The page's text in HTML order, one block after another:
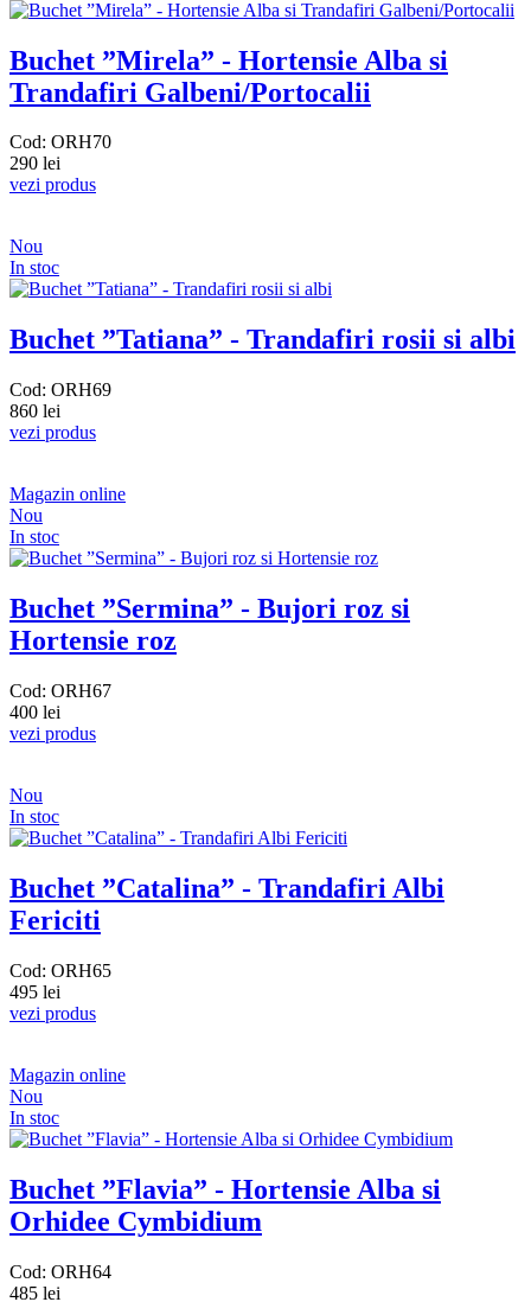
Buchet ”Mirela” - Hortensie Alba si
Trandafiri Galbeni/Portocalii
Cod: ORH70
290 lei
vezi produs
Nou
In stoc
Buchet ”Tatiana” - Trandafiri rosii si albi
Cod: ORH69
860 lei
vezi produs
Magazin online
Nou
In stoc
Buchet ”Sermina” - Bujori roz si
Hortensie roz
Cod: ORH67
400 lei
vezi produs
Nou
In stoc
Buchet ”Catalina” - Trandafiri Albi
Fericiti
Cod: ORH65
495 lei
vezi produs
Magazin online
Nou
In stoc
Buchet ”Flavia” - Hortensie Alba si
Orhidee Cymbidium
Cod: ORH64
485 lei